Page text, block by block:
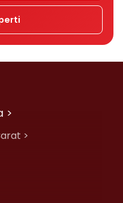
>
>